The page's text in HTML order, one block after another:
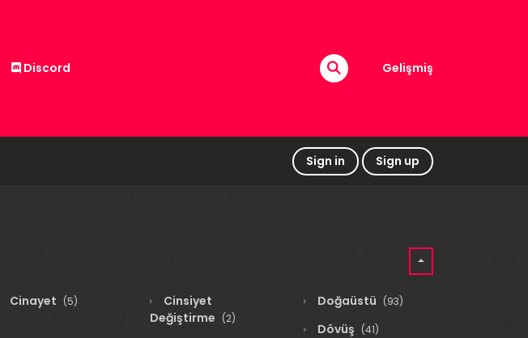
Discord Gelişmiş
Sign in Sign up
Cinayet (5)
Cinsiyet
Değiştirme (2)
Doğaüstü (93)
Dövüş (41)